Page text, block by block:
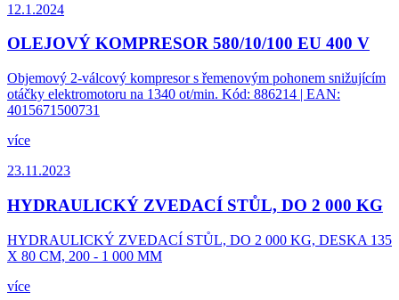
12.1.2024
OLEJOVÝ KOMPRESOR 580/10/100 EU 400 V
Objemový 2-válcový kompresor s řemenovým pohonem snižujícím
otáčky elektromotoru na 1340 ot/min. Kód: 886214 | EAN:
4015671500731
více
23.11.2023
HYDRAULICKÝ ZVEDACÍ STŮL, DO 2 000 KG
HYDRAULICKÝ ZVEDACÍ STŮL, DO 2 000 KG, DESKA 135
X 80 CM, 200 - 1 000 MM
více